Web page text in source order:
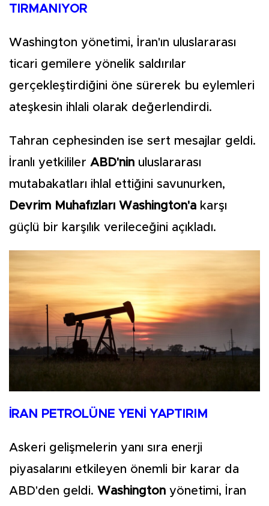
TIRMANIYOR
Washington yönetimi, İran'ın uluslararası
ticari gemilere yönelik saldırılar
gerçekleştirdiğini öne sürerek bu eylemleri
ateşkesin ihlali olarak değerlendirdi.
Tahran cephesinden ise sert mesajlar geldi.
İranlı yetkililer ABD'nin uluslararası
mutabakatları ihlal ettiğini savunurken,
Devrim Muhafızları Washington'a karşı
güçlü bir karşılık verileceğini açıkladı.
İRAN PETROLÜNE YENİ YAPTIRIM
Askeri gelişmelerin yanı sıra enerji
piyasalarını etkileyen önemli bir karar da
ABD'den geldi. Washington yönetimi, İran